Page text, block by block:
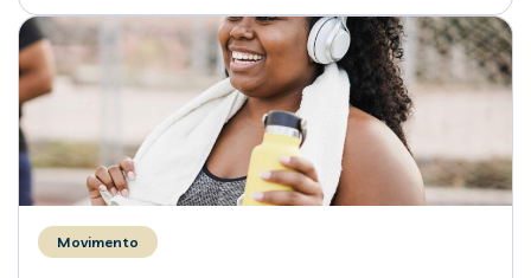
Movimento